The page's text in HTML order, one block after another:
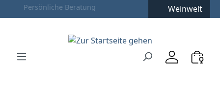
Zum Hauptinhalt springen
Zur Hauptnavigation springen
Weinwelt